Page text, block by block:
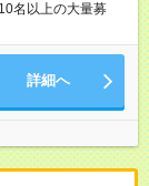
10名以上の大量募
詳細へ